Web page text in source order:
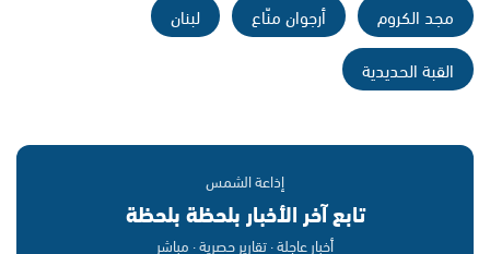
مجد الكروم أرجوان منّاع
لبنان
القبة الحديدية
إذاعة الشمس
تابع آخر الأخبار بلحظة بلحظة
أخبار عاجلة · تقارير حصرية · مباشر